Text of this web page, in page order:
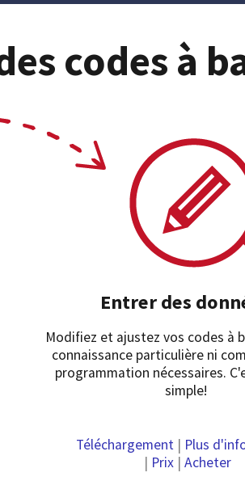
codes à
Entrer des
Modifiez et ajustez vos codes à
connaissance particulière ni
programmation nécessaires.
simple!
Téléchargement | Plus
| Prix| Acheter